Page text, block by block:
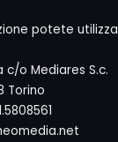
potete
c/o Mediares S.c.
Torino